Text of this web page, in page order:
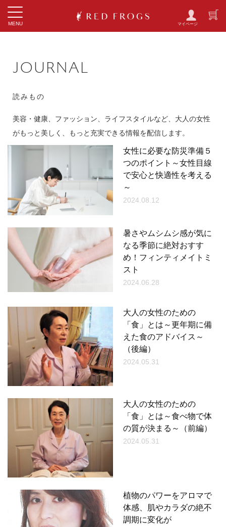
Toggle
navigation
MENU
JOURNAL
読みもの
美容・健康、ファッション、ライフスタイルなど、大人の女性
がもっと美しく、もっと充実できる情報を配信します。
女性に必要な防災準備５
つのポイント～女性目線
で安心と快適性を考える
～
2024.08.12
暑さやムシムシ感が気に
なる季節に絶対おすす
め！フィンティメイトミ
スト
2024.06.28
大人の女性のための
「食」とは～更年期に備
えた食のアドバイス～
（後編）
2024.05.31
大人の女性のための
「食」とは～食べ物で体
の質が決まる～（前編）
2024.05.31
植物のパワーをアロマで
体感、肌やカラダの絶不
調期に変化が